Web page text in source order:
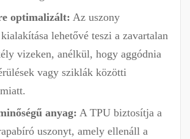
optimalizált: Az uszony
lehetővé teszi a zavartalan
vizeken, anélkül, hogy aggódnia
vagy sziklák közötti
anyag: A TPU biztosítja a
uszonyt, amely ellenáll a